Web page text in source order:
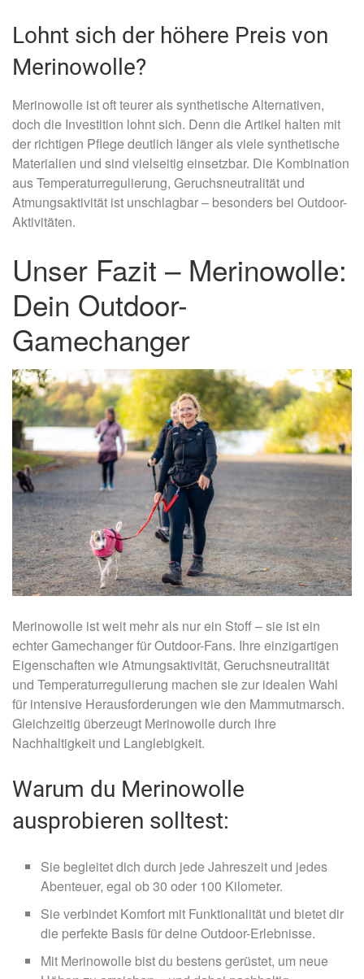
Lohnt sich der höhere Preis von
Merinowolle?
Merinowolle ist oft teurer als synthetische Alternativen,
doch die Investition lohnt sich. Denn die Artikel halten mit
der richtigen Pflege deutlich länger als viele synthetische
Materialien und sind vielseitig einsetzbar. Die Kombination
aus Temperaturregulierung, Geruchsneutralität und
Atmungsaktivität ist unschlagbar – besonders bei Outdoor-
Aktivitäten.
Unser Fazit – Merinowolle:
Dein Outdoor-
Gamechanger
Merinowolle ist weit mehr als nur ein Stoff – sie ist ein
echter Gamechanger für Outdoor-Fans. Ihre einzigartigen
Eigenschaften wie Atmungsaktivität, Geruchsneutralität
und Temperaturregulierung machen sie zur idealen Wahl
für intensive Herausforderungen wie den Mammutmarsch.
Gleichzeitig überzeugt Merinowolle durch ihre
Nachhaltigkeit und Langlebigkeit.
Warum du Merinowolle
ausprobieren solltest:
Sie begleitet dich durch jede Jahreszeit und jedes
Abenteuer, egal ob 30 oder 100 Kilometer.
Sie verbindet Komfort mit Funktionalität und bietet dir
die perfekte Basis für deine Outdoor-Erlebnisse.
Mit Merinowolle bist du bestens gerüstet, um neue